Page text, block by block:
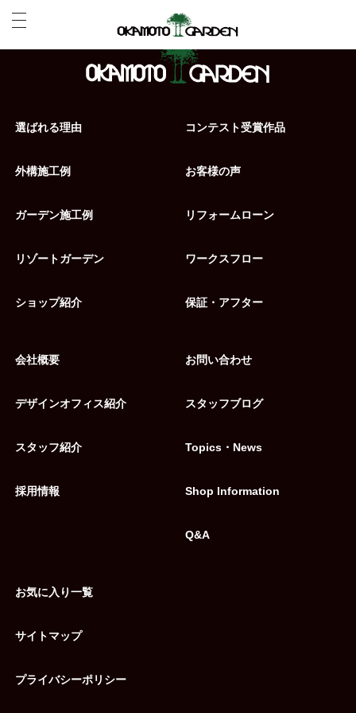
選ばれる理由
外構施工例
ガーデン施工例
リゾートガーデン
ショップ紹介
コンテスト受賞作品
お客様の声
リフォームローン
ワークスフロー
保証・アフター
会社概要
デザインオフィス紹介
スタッフ紹介
採用情報
お問い合わせ
スタッフブログ
Topics・News
Shop Information
Q&A
お気に入り一覧
サイトマップ
プライバシーポリシー